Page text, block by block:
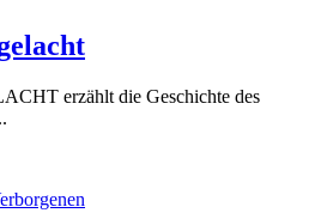
erzählt die Geschichte des